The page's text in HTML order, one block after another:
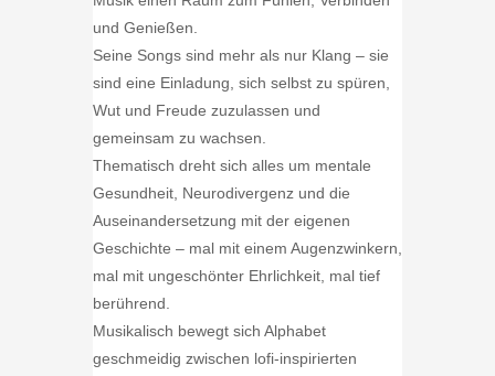
und Genießen.
Seine Songs sind mehr als nur Klang – sie
sind eine Einladung, sich selbst zu spüren,
Wut und Freude zuzulassen und
gemeinsam zu wachsen.
Thematisch dreht sich alles um mentale
Gesundheit, Neurodivergenz und die
Auseinandersetzung mit der eigenen
Geschichte – mal mit einem Augenzwinkern,
mal mit ungeschönter Ehrlichkeit, mal tief
berührend.
Musikalisch bewegt sich Alphabet
geschmeidig zwischen lofi-inspirierten